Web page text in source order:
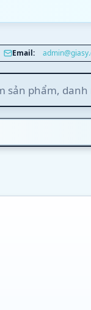
Email: